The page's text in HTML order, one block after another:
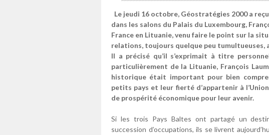
Le jeudi 16 octobre, Géostratégies 2000 a
dans les salons du Palais du Luxembourg,
France en Lituanie, venu faire le point sur la
relations, toujours quelque peu tumultueuses,
Il a précisé qu’il s’exprimait à titre
particulièrement de la Lituanie, François
historique était important pour bien
petits pays et leur fierté d’appartenir à
de prospérité économique pour leur avenir.
Si les trois Pays Baltes ont partagé un
succession d’occupations, ils se livrent